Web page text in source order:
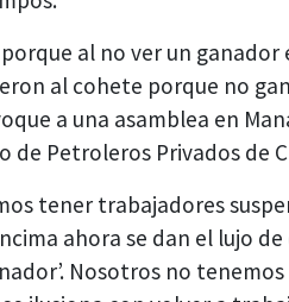
al no ver un
al cohete porque no
a una asamblea en
de Petroleros Privados de
tener trabajadores
ahora se dan el lujo
Nosotros no